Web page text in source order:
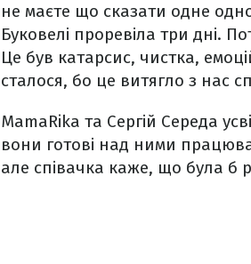
не маєте що сказати одне
Буковелі проревіла три дні.
Це був катарсис, чистка,
сталося, бо це витягло з нас
MamaRika та Сергій Середа
вони готові над ними
але співачка каже, що була б